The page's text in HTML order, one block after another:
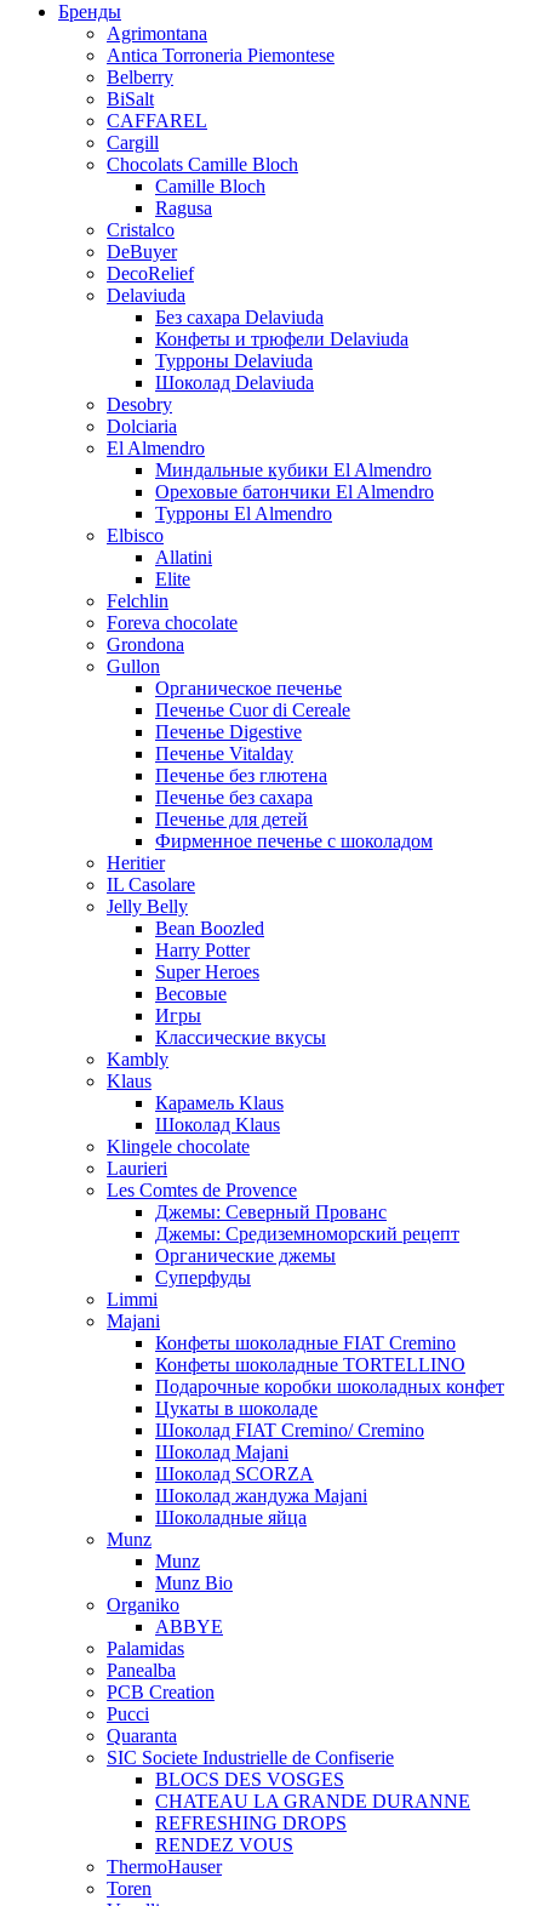
Бренды
Agrimontana
Antica Torroneria Piemontese
Belberry
BiSalt
CAFFAREL
Cargill
Chocolats Camille Bloch
Camille Bloch
Ragusa
Cristalco
DeBuyer
DecoRelief
Delaviuda
Без сахара Delaviuda
Конфеты и трюфели Delaviuda
Турроны Delaviuda
Шоколад Delaviuda
Desobry
Dolciaria
El Almendro
Миндальные кубики El Almendro
Ореховые батончики El Almendro
Турроны El Almendro
Elbisco
Allatini
Elite
Felchlin
Foreva chocolate
Grondona
Gullon
Органическое печенье
Печенье Cuor di Cereale
Печенье Digestive
Печенье Vitalday
Печенье без глютена
Печенье без сахара
Печенье для детей
Фирменное печенье с шоколадом
Heritier
IL Casolare
Jelly Belly
Bean Boozled
Harry Potter
Super Heroes
Весовые
Игры
Классические вкусы
Kambly
Klaus
Карамель Klaus
Шоколад Klaus
Klingele chocolate
Laurieri
Les Comtes de Provence
Джемы: Северный Прованс
Джемы: Средиземноморский рецепт
Органические джемы
Суперфуды
Limmi
Majani
Конфеты шоколадные FIAT Cremino
Конфеты шоколадные TORTELLINO
Подарочные коробки шоколадных конфет
Цукаты в шоколаде
Шоколад FIAT Cremino/ Cremino
Шоколад Majani
Шоколад SCORZA
Шоколад жандужа Majani
Шоколадные яйца
Munz
Munz
Munz Bio
Organiko
ABBYE
Palamidas
Panealba
PCB Creation
Pucci
Quaranta
SIC Societe Industrielle de Confiserie
BLOCS DES VOSGES
CHATEAU LA GRANDE DURANNE
REFRESHING DROPS
RENDEZ VOUS
ThermoHauser
Toren